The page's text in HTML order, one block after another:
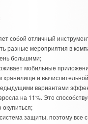
собой отличный
разные мероприятия в
большими;
мобильные
хранилище и
вариантами
на 11%. Это
окупиться;
защиты, поэтому все